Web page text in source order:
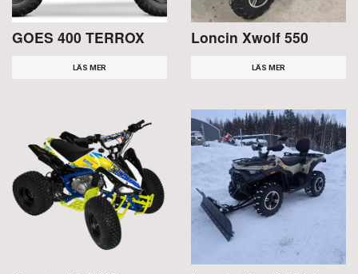
GOES 400 TERROX
LÄS MER
Loncin Xwolf 550
LÄS MER